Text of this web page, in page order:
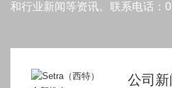
和行业新闻等资讯。 联系电话：
公司新